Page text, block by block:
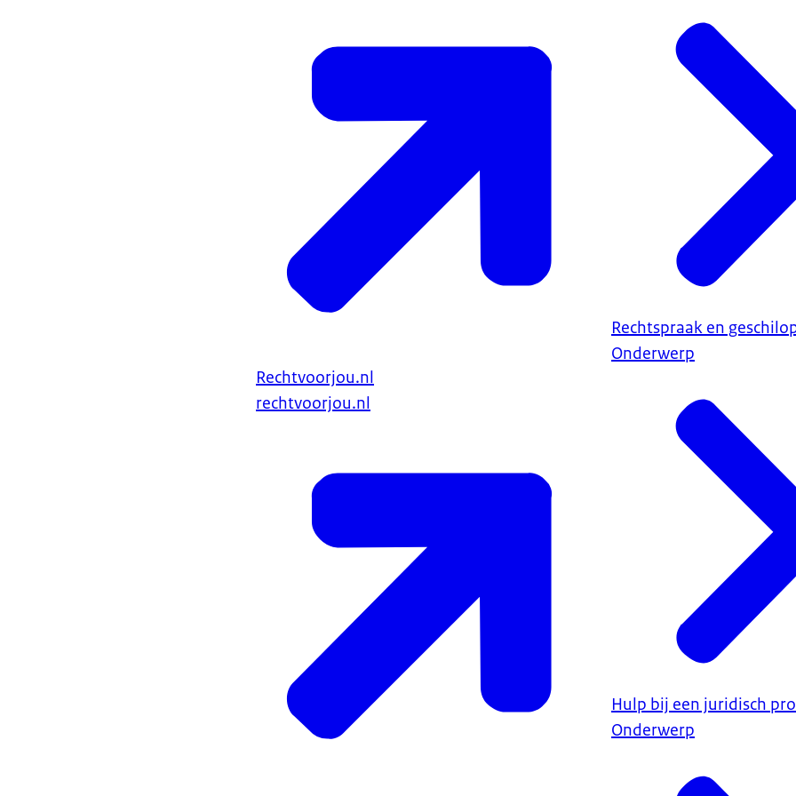
Rechtvoorjou.nl
rechtvoorjou.nl
Rechtspraak en
Onderwerp
Hulp bij een juridisch
Onderwerp